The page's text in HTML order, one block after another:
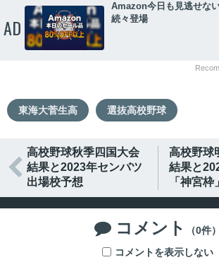
AD
Amazon今日も見逃せな
続々登場
東海大菅生高 選抜高校野球

高校野球秋季四国大会
結果と2023年センバツ
出場校予想
高校野球
結果と
「神宮
 コメント
（0件）
コメントを表示しない